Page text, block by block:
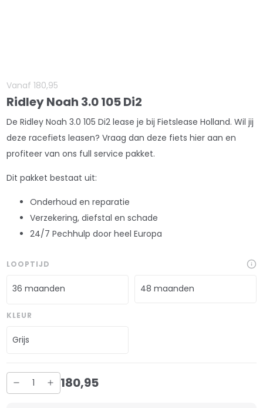
Vanaf180,95
Ridley Noah 3.0 105 Di2
De Ridley Noah 3.0 105 Di2 lease je bij Fietslease Holland. Wil jij
deze racefiets leasen? Vraag dan deze fiets hier aan en
profiteer van ons full service pakket.
Dit pakket bestaat uit:
Onderhoud en reparatie
Verzekering, diefstal en schade
24/7 Pechhulp door heel Europa
LOOPTIJD
36 maanden 48 maanden
KLEUR
Grijs
180,95